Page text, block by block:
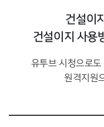
건설이
건설이지 사용
유투브 시청으로
원격지원